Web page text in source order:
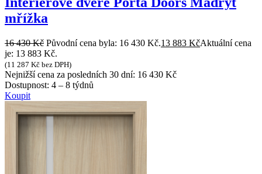
mřížka
16 430Kč Původní cena byla: 16 430 Kč.13 883 KčAktuální cena
je: 13 883 Kč.
(11 287 Kč bez DPH)
Nejnižší cena za posledních 30 dní: 16 430 Kč
Dostupnost: 4 – 8 týdnů
Koupit